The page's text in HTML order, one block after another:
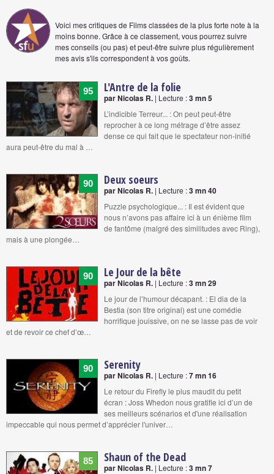
Voici mes critiques de Films classées de la plus forte note à la
moins bonne. Grâce à ce classement, vous pourrez suivre
mes conseils (ou pas) et peut-être suivre plus régulièrement
mes avis s'ils correspondent à vos goûts.
95 L'Antre de la folie
par Nicolas R. | Lecture :3 mn 5
L’indicible Terreur... : On peut peut-être
reprocher à ce long métrage d’être assez
dense ce qui fait que le spectateur non-initié
aura peut-être du mal à …
90 Deux soeurs
par Nicolas R. | Lecture :3 mn 40
Puzzle psychologique... : Il est évident que
nous n’avons pas affaire ici à un énième film
de fantôme (malgré des similitudes avec Ring),
mais à une plongée…
90 Le Jour de la bête
par Nicolas R. | Lecture :3 mn 29
Le jour de l’humour décapant. : El dia de la
Bestia (son titre original) est une comédie
horrifique jouissive, on ne se lasse pas de voir
et de revoir ce chef d’œ…
90 Serenity
par Nicolas R. | Lecture :7 mn 16
Le retour du Firefly le plus maudit du petit
écran : Joss Whedon nous gratifie ici d’un de
ses meilleurs scénarios et d'une réalisation
impeccable qui nous permet d’apprécier l'univer…
85 Shaun of the Dead
par Nicolas R. | Lecture :3 mn 7